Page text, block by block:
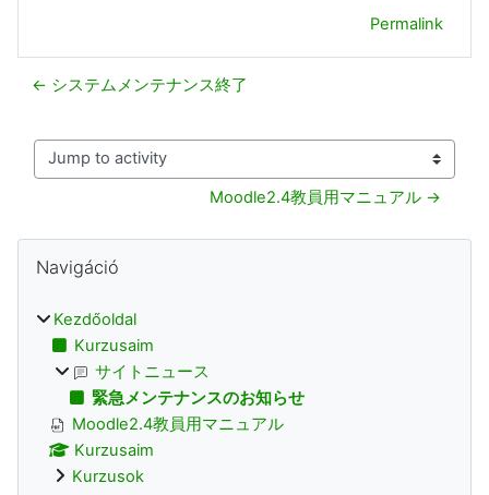
Permalink
← システムメンテナンス終了
Jump to activity
Moodle2.4教員用マニュアル →
Blokkok
Navigáció
Kezdőoldal
Kurzusaim
サイトニュース
緊急メンテナンスのお知らせ
Moodle2.4教員用マニュアル
Kurzusaim
Kurzusok